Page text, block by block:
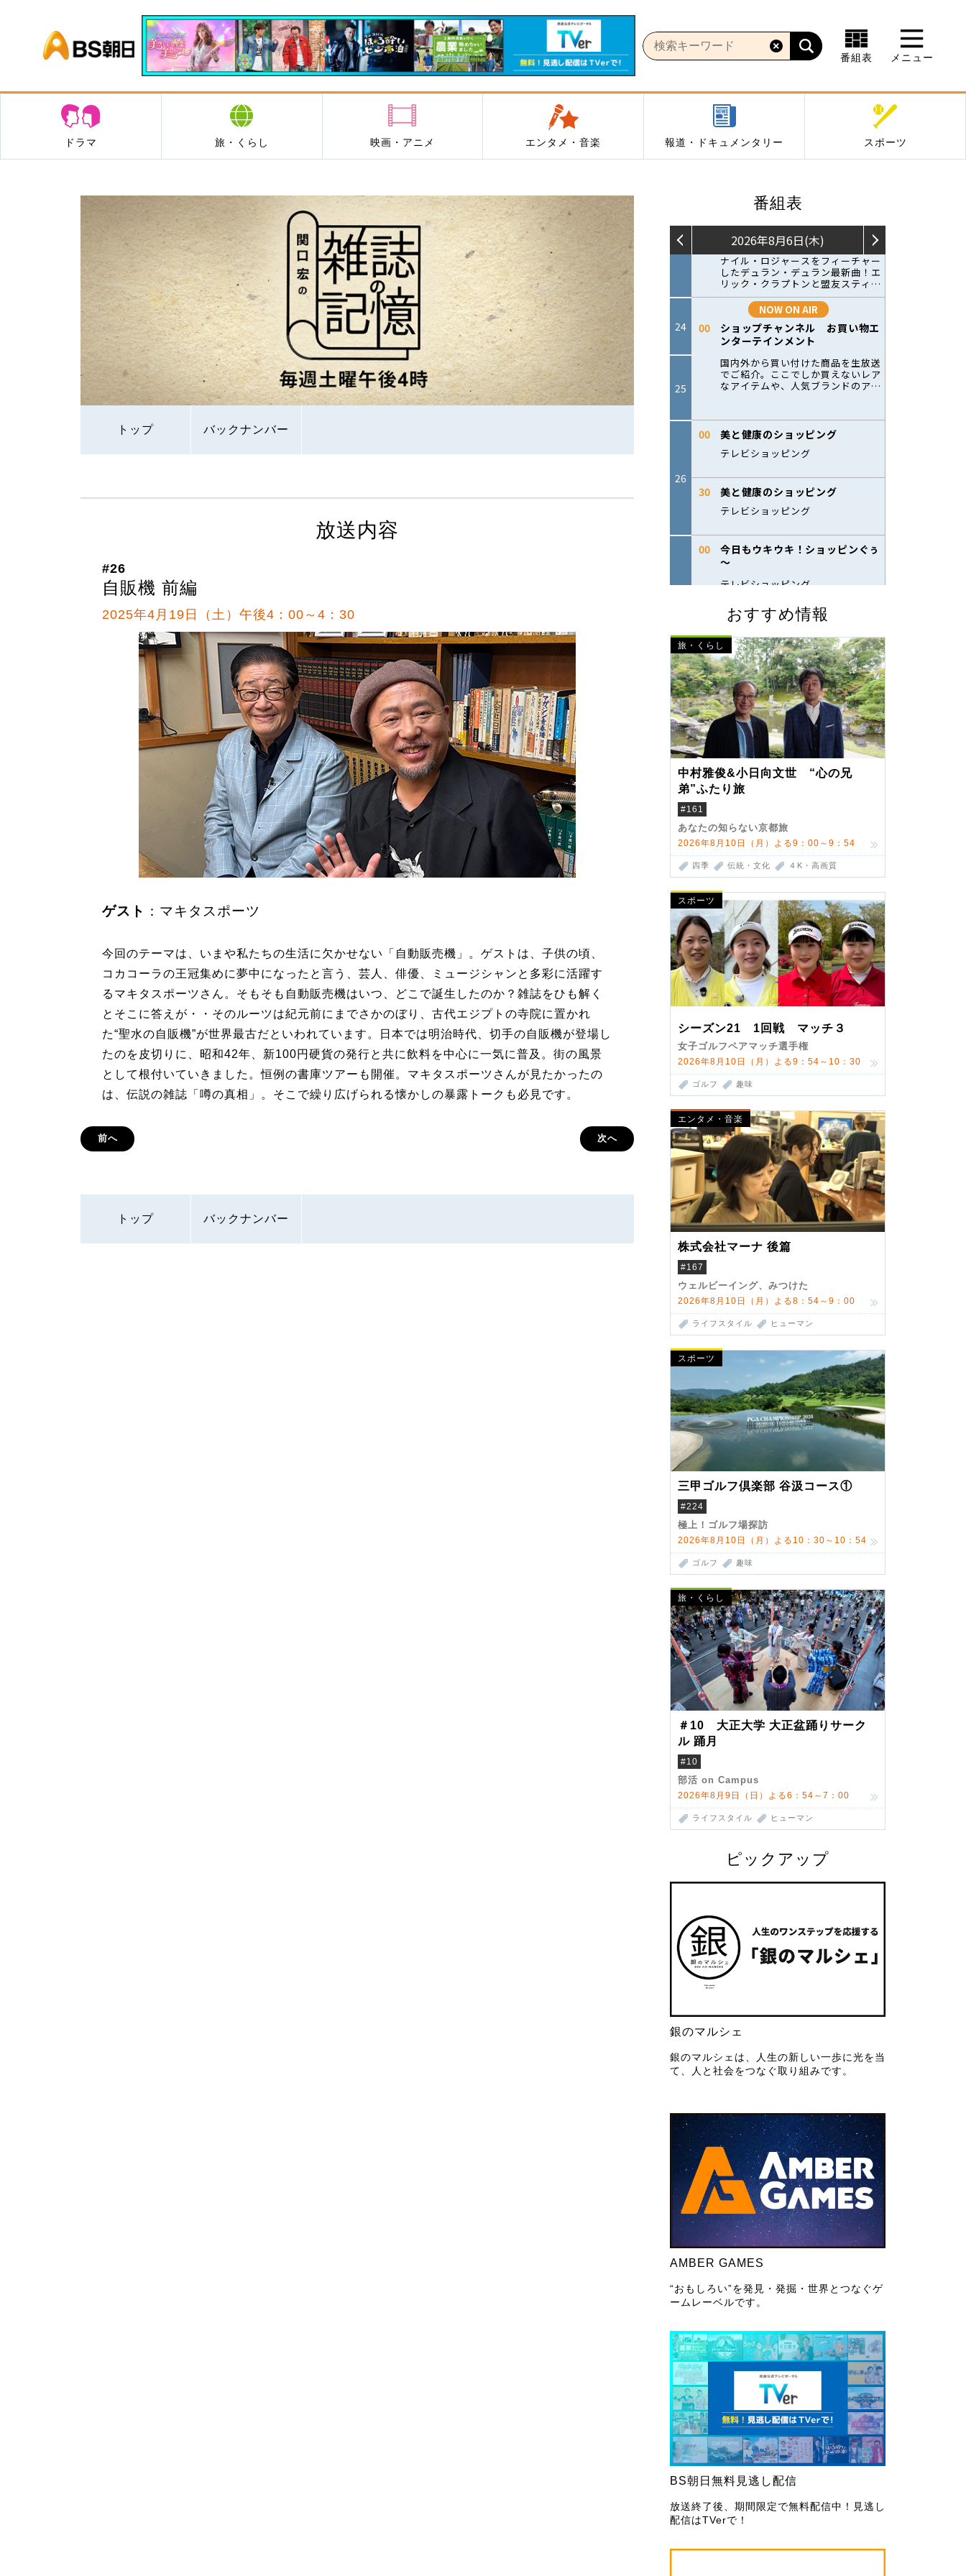
BS朝日
番組表 メニュー
ドラマ 旅・くらし 映画・アニメ エンタメ・音楽 報道・ドキュメンタリー スポーツ
トップ バックナンバー
番組表
おすすめ情報
旅・くらし
中村雅俊&小日向文世 “心の兄
弟”ふたり旅
#161
あなたの知らない京都旅
2026年8月10日（月）よる9：00～9：54
四季 伝統・文化 ４K・高画質
スポーツ
シーズン21 1回戦 マッチ３
女子ゴルフペアマッチ選手権
2026年8月10日（月）よる9：54～10：30
ゴルフ 趣味
エンタメ・音楽
株式会社マーナ 後篇
#167
ウェルビーイング、みつけた
2026年8月10日（月）よる8：54～9：00
ライフスタイル ヒューマン
スポーツ
三甲ゴルフ倶楽部 谷汲コース①
#224
極上！ゴルフ場探訪
2026年8月10日（月）よる10：30～10：54
ゴルフ 趣味
旅・くらし
＃10 大正大学 大正盆踊りサーク
ル 踊月
#10
部活 on Campus
2026年8月9日（日）よる6：54～7：00
ライフスタイル ヒューマン
ピックアップ
銀のマルシェ
銀のマルシェは、人生の新しい一歩に光を当
て、人と社会をつなぐ取り組みです。
AMBER GAMES
“おもしろい”を発見・発掘・世界とつなぐゲ
ームレーベルです。
BS朝日無料見逃し配信
放送終了後、期間限定で無料配信中！見逃し
配信はTVerで！
放送内容
#26
自販機 前編
2025年4月19日（土）午後4：00～4：30
ゲスト ：マキタスポーツ
今回のテーマは、いまや私たちの生活に欠かせない「自動販売機」。ゲストは、子供の頃、
コカコーラの王冠集めに夢中になったと言う、芸人、俳優、ミュージシャンと多彩に活躍す
るマキタスポーツさん。そもそも自動販売機はいつ、どこで誕生したのか？雑誌をひも解く
とそこに答えが・・そのルーツは紀元前にまでさかのぼり、古代エジプトの寺院に置かれ
た“聖水の自販機”が世界最古だといわれています。日本では明治時代、切手の自販機が登場し
たのを皮切りに、昭和42年、新100円硬貨の発行と共に飲料を中心に一気に普及。街の風景
として根付いていきました。恒例の書庫ツアーも開催。マキタスポーツさんが見たかったの
は、伝説の雑誌「噂の真相」。そこで繰り広げられる懐かしの暴露トークも必見です。
前へ 次へ
トップ バックナンバー